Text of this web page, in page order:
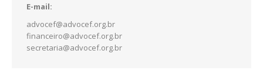
E-mail:
advocef@advocef.org.br
financeiro@advocef.org.br
secretaria@advocef.org.br